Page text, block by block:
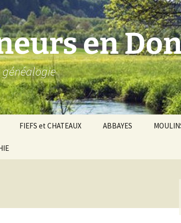
en
FIEFS et CHATEAUX ABBAYES